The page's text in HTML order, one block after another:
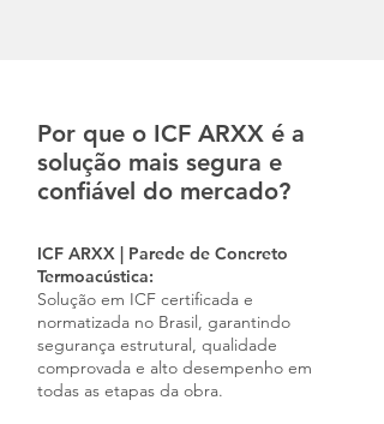
Por que o ICF ARXX é a
solução mais segura e
confiável do mercado?
ICF ARXX | Parede de Concreto
Termoacústica:
Solução em ICF certificada e
normatizada no Brasil, garantindo
segurança estrutural, qualidade
comprovada e alto desempenho em
todas as etapas da obra.